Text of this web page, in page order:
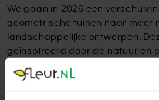
We gaan in 2026 een
geometrische tuinen naar meer
landschappelijke ontwerpen.
geïnspireerd door de natuur en
van harmonie en rust te creëren.
golvende lijnen, het gebruik van